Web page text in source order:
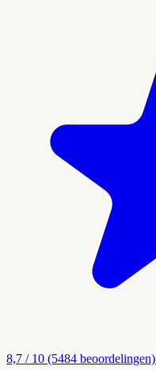
8,7 / 10 (5484 beoordelingen)